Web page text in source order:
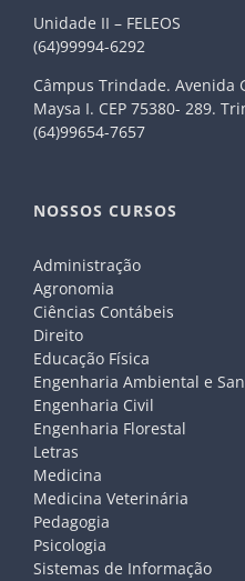
Unidade II – FELEOS
(64)99994-6292
Câmpus Trindade. Avenida
Maysa I. CEP 75380- 289.
(64)99654-7657
NOSSOS CURSOS
Administração
Agronomia
Ciências Contábeis
Direito
Educação Física
Engenharia Ambiental e
Engenharia Civil
Engenharia Florestal
Letras
Medicina
Medicina Veterinária
Pedagogia
Psicologia
Sistemas de Informação